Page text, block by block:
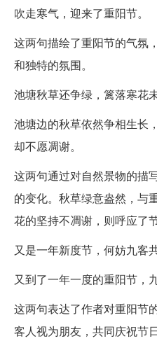
吹走寒气，迎来了重阳节。
这两句描绘了重阳节的气氛
和独特的氛围。
池塘秋草还争绿，篱落寒花未
池塘边的秋草依然争相生长
却不愿凋谢。
这两句通过对自然景物的描
的变化。秋草绿意盎然，与
花的坚持不凋谢，则呼应了
又是一年新度节，何妨九客
又到了一年一度的重阳节，
这两句表达了作者对重阳节
客人视为朋友，共同庆祝节